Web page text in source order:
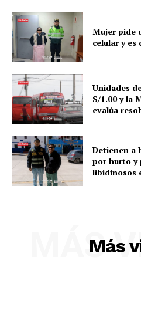
Mujer pide
celular y es
Unidades
S/1.00 y la
evalúa
Detienen a
por hurto y
libidinosos
Más
MÁS